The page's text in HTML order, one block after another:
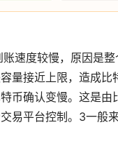
账速度较慢，原因是
量接近上限，造成比
币确认变慢。这是由
易平台控制。3一般